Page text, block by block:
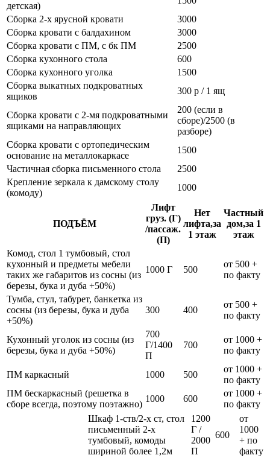
детская)
Сборка 2-х ярусной кровати
3000
Сборка кровати с балдахином
3000
Сборка кровати с ПМ, с бк ПМ
2500
Сборка кухонного стола
600
Сборка кухонного уголка
1500
Сборка выкатных подкроватных
ящиков
300 р / 1 ящ
Сборка кровати с 2-мя подкроватными
ящиками на направляющих
200 (если в
сборе)/2500 (в
разборе)
Сборка кровати с ортопедическим
основание на металлокаркасе
1500
Частичная сборка письменного стола
2500
Крепление зеркала к дамскому столу
(комоду)
1000
ПОДЪЁМ
Лифт
груз. (Г)
/пассаж.
(П)
Нет
лифта,за
1 этаж
Частный
дом,за 1
этаж
Комод, стол 1 тумбовый, стол
кухонный и предметы мебели
таких же габаритов из сосны (из
березы, бука и дуба +50%)
1000 Г 500
от 500 +
по факту
Тумба, стул, табурет, банкетка из
сосны (из березы, бука и дуба
+50%)
300 400
от 500 +
по факту
Кухонный уголок из сосны (из
березы, бука и дуба +50%)
700
Г/1400
П
700
от 1000 +
по факту
ПМ каркасный 1000 500
от 1000 +
по факту
ПМ бескаркасный (решетка в
сборе всегда, поэтому поэтажно)
1000 600
от 1000 +
по факту
Шкаф 1-ств/2-х ст, стол
письменный 2-х
тумбовый, комоды
шириной более 1,2м
1200
Г /
2000
П
600
от
1000
+ по
факту